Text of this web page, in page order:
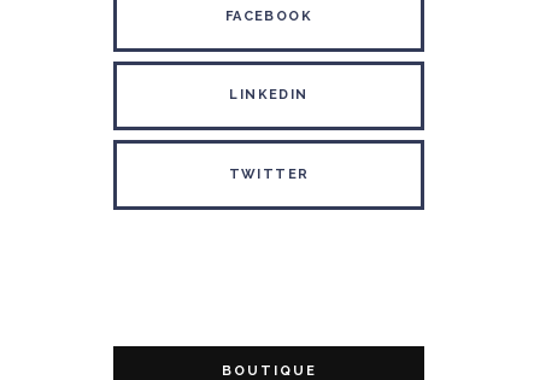
FACEBOOK
LINKEDIN
TWITTER
BOUTIQUE